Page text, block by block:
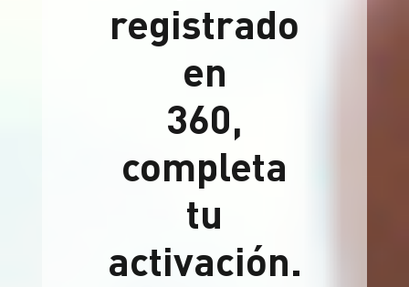
registrado
en
360,
completa
tu
activación.